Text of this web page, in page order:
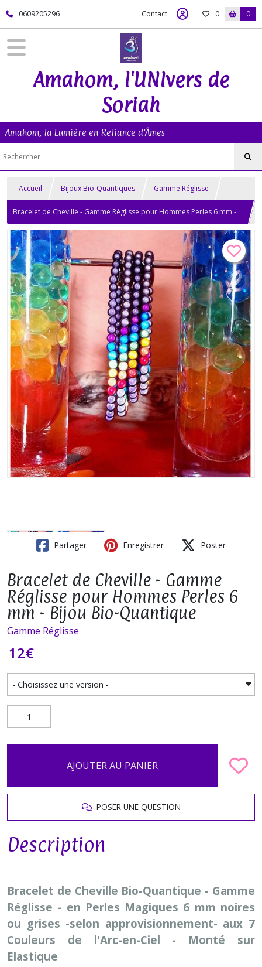
0609205296 Contact 0 0
Amahom, l'UNIvers de
Soriah
Amahom, la Lumière en Reliance d'Âmes
Accueil Bijoux Bio-Quantiques Gamme Réglisse
Bracelet de Cheville - Gamme Réglisse pour Hommes Perles 6 mm -
Bijou Bio-Quantique
Partager Enregistrer Poster
Bracelet de Cheville - Gamme
Réglisse pour Hommes Perles 6
mm - Bijou Bio-Quantique
Gamme Réglisse
12€
AJOUTER AU PANIER
POSER UNE QUESTION
Description
Bracelet de Cheville Bio-Quantique - Gamme
Réglisse - en Perles Magiques 6 mm noires
ou grises -selon approvisionnement- aux 7
Couleurs de l'Arc-en-Ciel - Monté sur
Elastique